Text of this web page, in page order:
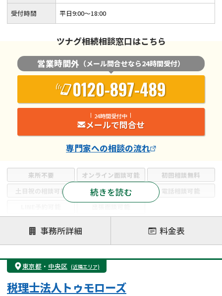
来所不要 オンライン面談可能
初回相談無料
土日祝の相談可能
19時以降電話可能
電話相談可能
注力案件
遺言書作成・遺言執行
相続放棄
相続登記
遺産分割
遺留分侵害額請求
相続税申告
相続手続き
銀行手続き
成年後見・任意後見
贈与税
続きを読む
受付時間 平日9:00～18:00
ツナグ相続相談窓口はこちら
営業時間外 （メール問合せなら24時間受付）
0120-897-489
24時間受付中
メールで問合せ
専門家への相談の流れ
事務所詳細 料金表
東京都 ・ 中央区 (近隣エリア)
税理士法人トゥモローズ